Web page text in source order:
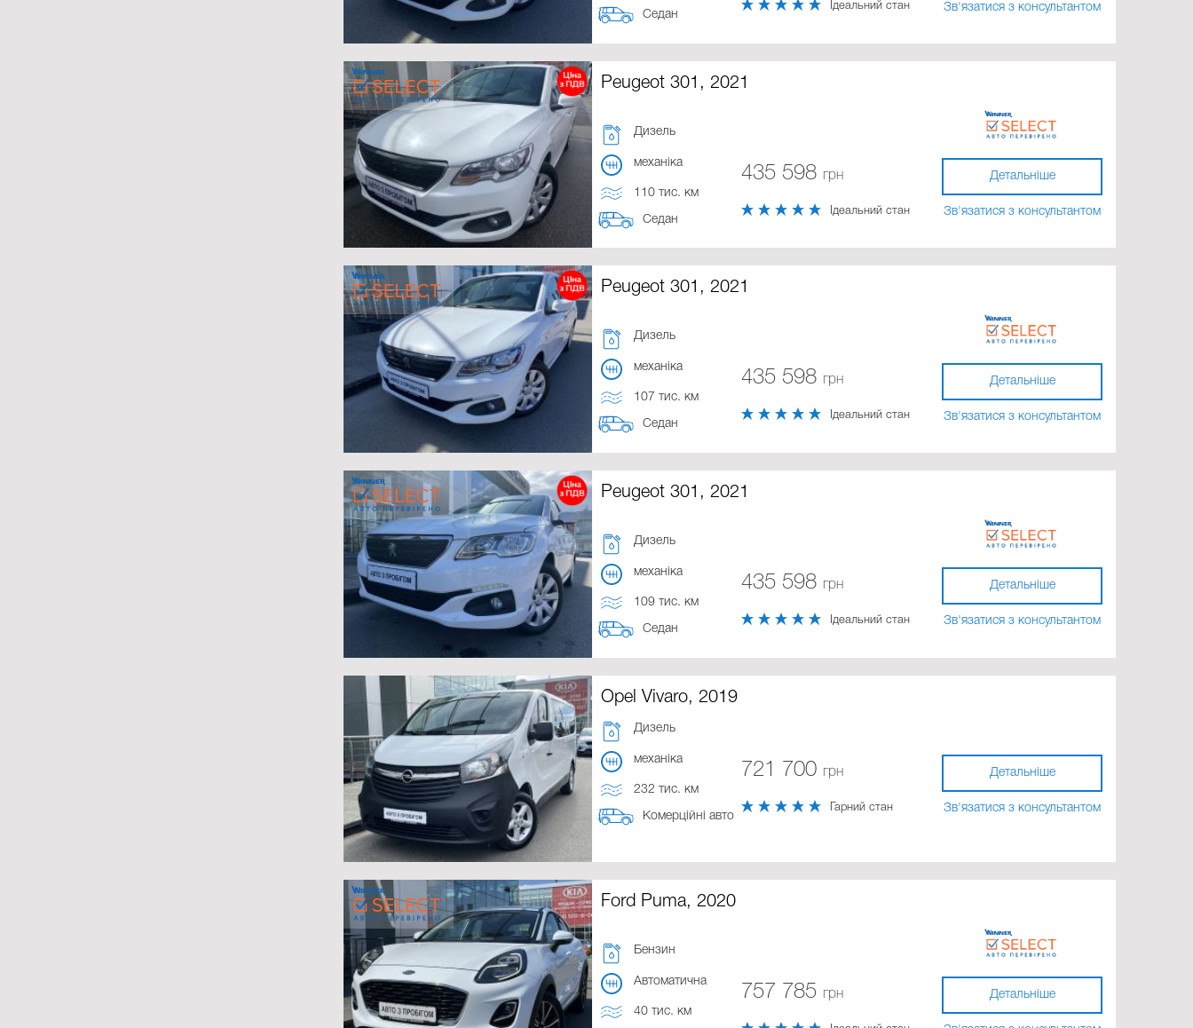
Седан
Ідеальний стан Зв'язатися з консультантом
Peugeot 301, 2021
Дизель
механіка
110 тис. км
Седан
435 598 грн
Ідеальний стан
Детальніше
Зв'язатися з консультантом
Peugeot 301, 2021
Дизель
механіка
107 тис. км
Седан
435 598 грн
Ідеальний стан
Детальніше
Зв'язатися з консультантом
Peugeot 301, 2021
Дизель
механіка
109 тис. км
Седан
435 598 грн
Ідеальний стан
Детальніше
Зв'язатися з консультантом
Opel Vivaro, 2019
Дизель
механіка
232 тис. км
Комерційні авто
721 700 грн
Гарний стан
Детальніше
Зв'язатися з консультантом
Ford Puma, 2020
Бензин
Автоматична
40 тис. км
757 785 грн Детальніше